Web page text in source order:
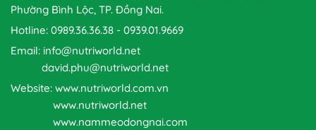
Phường Bình Lộc, TP. Đồng Nai.
Hotline: 0989.36.36.38 - 0939.01.9669
Email: info@nutriworld.net
david.phu@nutriworld.net
Website: www.nutriworld.com.vn
www.nutriworld.net
www.nammeodongnai.com